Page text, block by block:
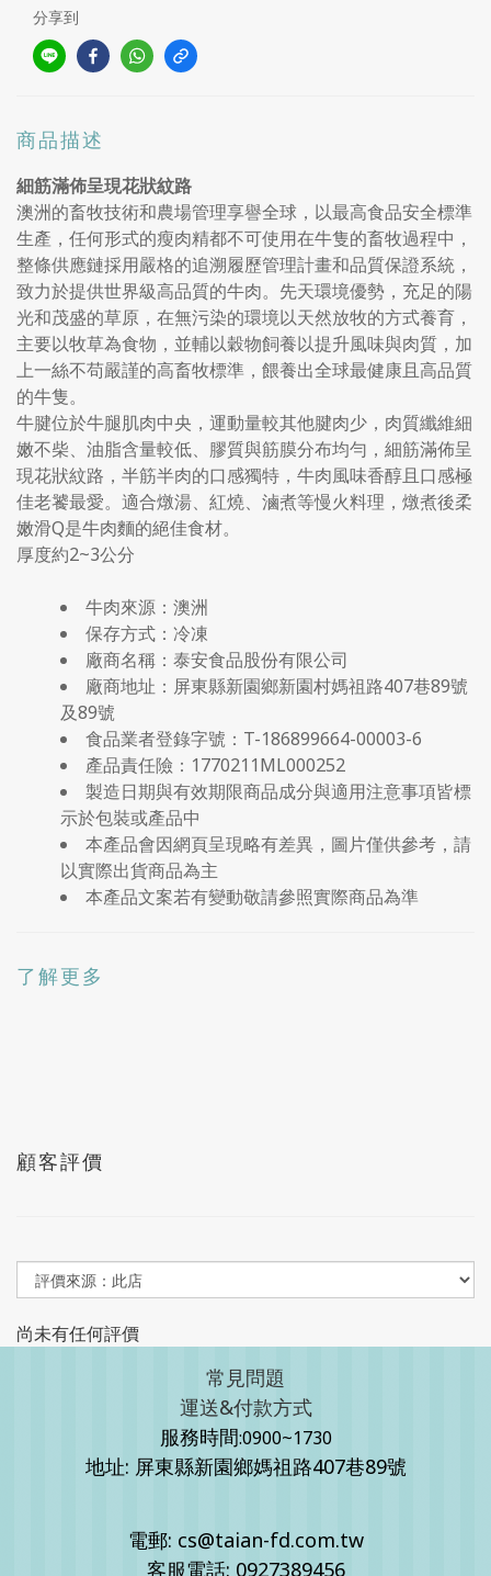
分享到
商品描述
細筋滿佈呈現花狀紋路
澳洲的畜牧技術和農場管理享譽全球，以最高食品安全標準
生產，任何形式的瘦肉精都不可使用在牛隻的畜牧過程中，
整條供應鏈採用嚴格的追溯履歷管理計畫和品質保證系統，
致力於提供世界級高品質的牛肉。先天環境優勢，充足的陽
光和茂盛的草原，在無污染的環境以天然放牧的方式養育，
主要以牧草為食物，並輔以穀物飼養以提升風味與肉質，加
上一絲不苟嚴謹的高畜牧標準，餵養出全球最健康且高品質
的牛隻。
牛腱位於牛腿肌肉中央，運動量較其他腱肉少，肉質纖維細
嫩不柴、油脂含量較低、膠質與筋膜分布均勻，細筋滿佈呈
現花狀紋路，半筋半肉的口感獨特，牛肉風味香醇且口感極
佳老饕最愛。適合燉湯、紅燒、滷煮等慢火料理，燉煮後柔
嫩滑Q是牛肉麵的絕佳食材。
厚度約2~3公分
牛肉來源：澳洲
保存方式：冷凍
廠商名稱：泰安食品股份有限公司
廠商地址：屏東縣新園鄉新園村媽祖路407巷89號
及89號
食品業者登錄字號：T-186899664-00003-6
產品責任險：1770211ML000252
製造日期與有效期限商品成分與適用注意事項皆標
示於包裝或產品中
本產品會因網頁呈現略有差異，圖片僅供參考，請
以實際出貨商品為主
本產品文案若有變動敬請參照實際商品為準
了解更多
顧客評價
尚未有任何評價
常見問題
運送&付款方式
服務時間:0900~1730
地址: 屏東縣新園鄉媽祖路407巷89號
電郵: cs@taian-fd.com.tw
客服電話: 0927389456